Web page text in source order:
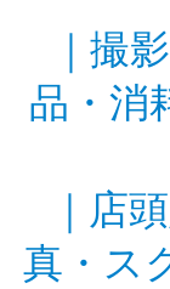
撮
品・消
店
真・ス